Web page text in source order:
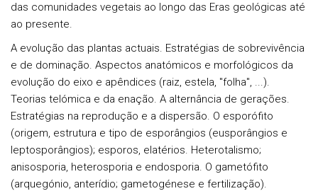
das comunidades vegetais ao longo das Eras geológicas até
ao presente.
A evolução das plantas actuais. Estratégias de sobrevivência
e de dominação. Aspectos anatómicos e morfológicos da
evolução do eixo e apêndices (raiz, estela, "folha", ...).
Teorias telómica e da enação. A alternância de gerações.
Estratégias na reprodução e a dispersão. O esporófito
(origem, estrutura e tipo de esporângios (eusporângios e
leptosporângios); esporos, elatérios. Heterotalismo;
anisosporia, heterosporia e endosporia. O gametófito
(arquegónio, anterídio; gametogénese e fertilização).